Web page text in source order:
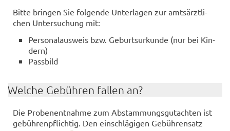
Bitte brin­gen Sie fol­gen­de Un­ter­la­gen zur amts­ärzt­li­
chen Un­ter­su­chung mit:
Per­so­nal­aus­weis bzw. Ge­burts­ur­kun­de (nur bei Kin­
dern)
Pass­bild
Wel­che Ge­büh­ren fal­len an?
Die Pro­ben­ent­nah­me zum Ab­stam­mungs­gut­ach­ten ist
ge­büh­ren­pflich­tig. Den ein­schlä­gi­gen Ge­büh­ren­satz